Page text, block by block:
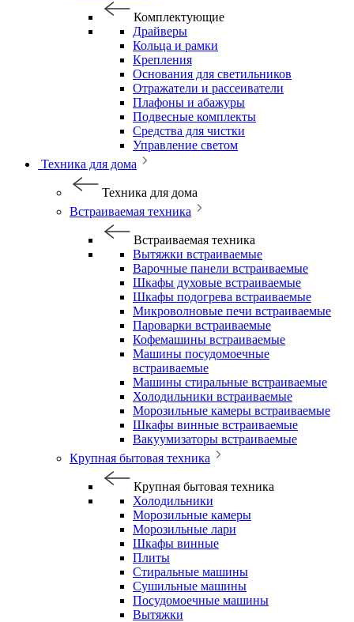
Комплектующие
Драйверы
Кольца и рамки
Крепления
Основания для светильников
Отражатели и рассеиватели
Плафоны и абажуры
Подвесные комплекты
Средства для чистки
Управление светом
Техника для дома
Техника для дома
Встраиваемая техника
Встраиваемая техника
Вытяжки встраиваемые
Варочные панели встраиваемые
Шкафы духовые встраиваемые
Шкафы подогрева встраиваемые
Микроволновые печи встраиваемые
Пароварки встраиваемые
Кофемашины встраиваемые
Машины посудомоечные
встраиваемые
Машины стиральные встраиваемые
Холодильники встраиваемые
Морозильные камеры встраиваемые
Шкафы винные встраиваемые
Вакуумизаторы встраиваемые
Крупная бытовая техника
Крупная бытовая техника
Холодильники
Морозильные камеры
Морозильные лари
Шкафы винные
Плиты
Стиральные машины
Сушильные машины
Посудомоечные машины
Вытяжки